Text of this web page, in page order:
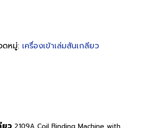
ดหมู่: เครื่องเข้าเล่มสันเกลียว